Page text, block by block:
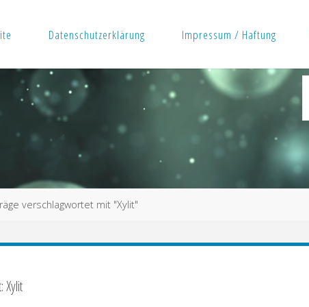
Datenschutzerklärung Impressum / Haftung
verschlagwortet mit "Xylit"
Xylit